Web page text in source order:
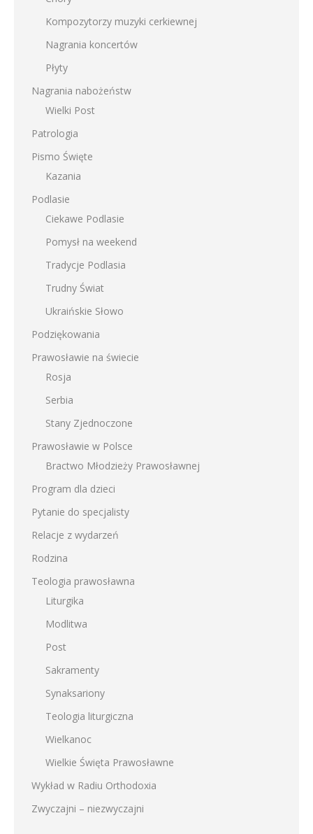
Kompozytorzy muzyki cerkiewnej
Nagrania koncertów
Płyty
Nagrania nabożeństw
Wielki Post
Patrologia
Pismo Święte
Kazania
Podlasie
Ciekawe Podlasie
Pomysł na weekend
Tradycje Podlasia
Trudny Świat
Ukraińskie Słowo
Podziękowania
Prawosławie na świecie
Rosja
Serbia
Stany Zjednoczone
Prawosławie w Polsce
Bractwo Młodzieży Prawosławnej
Program dla dzieci
Pytanie do specjalisty
Relacje z wydarzeń
Rodzina
Teologia prawosławna
Liturgika
Modlitwa
Post
Sakramenty
Synaksariony
Teologia liturgiczna
Wielkanoc
Wielkie Święta Prawosławne
Wykład w Radiu Orthodoxia
Zwyczajni – niezwyczajni